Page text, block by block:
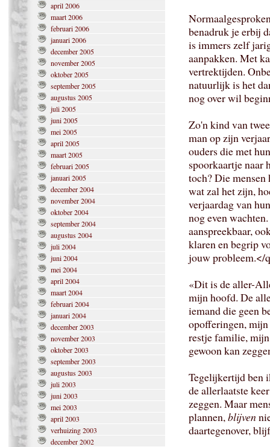
april 2006
maart 2006
februari 2006
januari 2006
december 2005
november 2005
oktober 2005
september 2005
augustus 2005
juli 2005
juni 2005
mei 2005
april 2005
maart 2005
februari 2005
januari 2005
december 2004
november 2004
oktober 2004
september 2004
augustus 2004
juli 2004
juni 2004
mei 2004
april 2004
maart 2004
februari 2004
januari 2004
december 2003
november 2003
oktober 2003
september 2003
augustus 2003
juli 2003
juni 2003
mei 2003
april 2003
verhuizing 2003
december 2002
benadruk je erbij
is immers zelf
aanpakken. Met
vertrektijden.
natuurlijk is het
nog over wil
Zo'n kind van
man op zijn
ouders die met
spoorkaartje naar
toch? Die mensen
wat zal het zijn,
verjaardag van
nog even
aanspreekbaar,
klaren en begrip
jouw probleem.</
«Dit is de aller-
mijn hoofd. De
iemand die geen
opofferingen,
restje familie,
gewoon kan
Tegelijkertijd ben
de allerlaatste
zeggen. Maar
plannen,blijven
daartegenover,